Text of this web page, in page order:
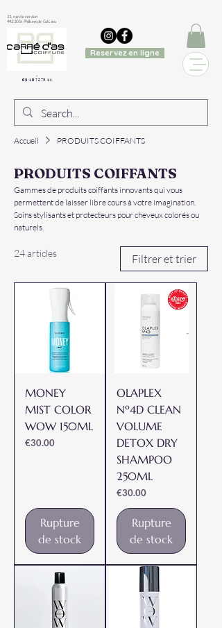
Reservez en ligne
11, rue de verdun
44310 St Philbert de Gd Lieu
02 40 78 73 44
Accueil PRODUITS COIFFANTS
PRODUITS COIFFANTS
Gammes de produits coiffants innovants qui vous
permettent de laisser libre cours à votre imagination.
Soins stylisants et protecteurs pour cheveux colorés ou
naturels.
24 articles Filtrer et trier
MONEY
MIST COLOR
WOW 150ML
Prix
€30.00
Rupture
de stock
OLAPLEX
Nº4D CLEAN
VOLUME
DETOX DRY
SHAMPOO
250ML
Prix
€30.00
Rupture
de stock